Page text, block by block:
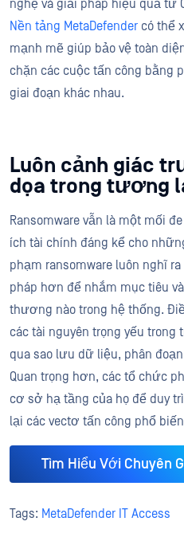
nghệ và giải pháp hiệu quả từ
Nền tảng MetaDefender có thể
mạnh mẽ giúp bảo vệ toàn
chặn các cuộc tấn công bằng
giai đoạn khác nhau.
Luôn cảnh giác
dọa trong tương
Ransomware vẫn là một mối
ích tài chính đáng kể cho
phạm ransomware luôn nghĩ
pháp hơn để nhắm mục tiêu
thương nào trong hệ thống.
các tài nguyên trọng yếu
qua sao lưu dữ liệu, phân
Quan trọng hơn, các tổ chức
cơ sở hạ tầng của họ để duy
lại các vectơ tấn công phổ
Tìm Hiểu Với Chuyên
Tags: MetaDefender IT Access